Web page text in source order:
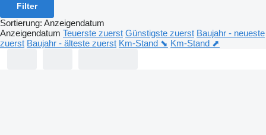
Filter
Sortierung: Anzeigendatum
Anzeigendatum Teuerste zuerst Günstigste zuerst Baujahr - neueste
zuerst Baujahr - älteste zuerst Km-Stand ⬊ Km-Stand ⬈